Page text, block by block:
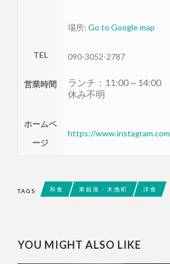
場所: Go to Google map
TEL 090-3052-2787
営業時間
ランチ：11:00～14:00
休み不明
ホームペ
ージ
https://
TAGS 和食 東銀座・木挽町 洋食
YOU MIGHT ALSO LIKE